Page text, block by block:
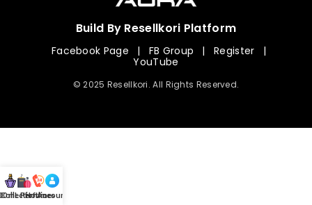
Build By Resellkori Platform
Facebook Page | FB Group | Register
|
YouTube
© 2025 Resellkori. All Rights Reserved.
mL Perfumes
Hotline
Account